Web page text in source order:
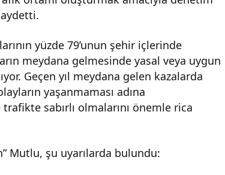
yüzde 79’unun şehir içlerinde
meydana gelmesinde yasal veya uygun
Geçen yıl meydana gelen kazalarda
yaşanmaması adına
trafikte sabırlı olmalarını önemle rica
Mutlu, şu uyarılarda bulundu: